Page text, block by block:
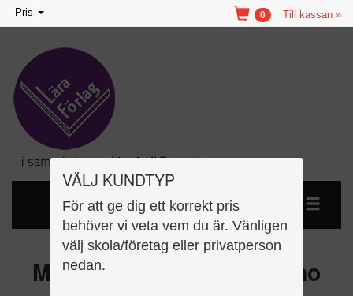
VÄLJ KUNDTYP
För att ge dig ett korrekt pris
behöver vi veta vem du är. Vänligen
välj skola/företag eller privatperson
nedan.
Toggle
navigation
Pris Till kassan »
0
Mästerkatten i stövlar flano